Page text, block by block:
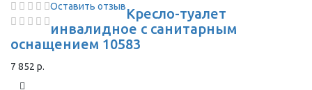
Оставить отзывКресло-туалет
инвалидное с санитарным
оснащением 10583
7 852 р.